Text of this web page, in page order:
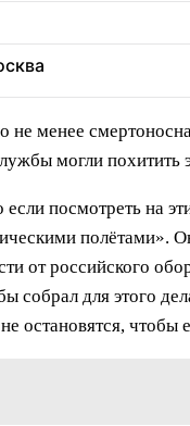
не менее
могли похитить
посмотреть на
полётами».
российского
собрал для этого
остановятся, чтобы